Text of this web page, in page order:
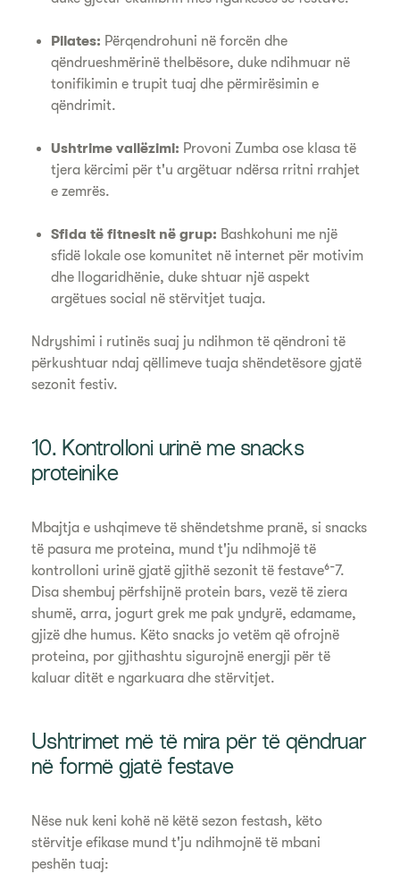
Pilates: Përqendrohuni në forcën dhe
qëndrueshmërinë thelbësore, duke ndihmuar në
tonifikimin e trupit tuaj dhe përmirësimin e
qëndrimit.
Ushtrime vallëzimi: Provoni Zumba ose klasa të
tjera kërcimi për t'u argëtuar ndërsa rritni rrahjet
e zemrës.
Sfida të fitnesit në grup: Bashkohuni me një
sfidë lokale ose komunitet në internet për motivim
dhe llogaridhënie, duke shtuar një aspekt
argëtues social në stërvitjet tuaja.
Ndryshimi i rutinës suaj ju ndihmon të qëndroni të
përkushtuar ndaj qëllimeve tuaja shëndetësore gjatë
sezonit festiv.
10. Kontrolloni urinë me snacks
proteinike
Mbajtja e ushqimeve të shëndetshme pranë, si snacks
të pasura me proteina, mund t'ju ndihmojë të
kontrolloni urinë gjatë gjithë sezonit të festave⁶⁻7.
Disa shembuj përfshijnë protein bars, vezë të ziera
shumë, arra, jogurt grek me pak yndyrë, edamame,
gjizë dhe humus. Këto snacks jo vetëm që ofrojnë
proteina, por gjithashtu sigurojnë energji për të
kaluar ditët e ngarkuara dhe stërvitjet.
Ushtrimet më të mira për të qëndruar
në formë gjatë festave
Nëse nuk keni kohë në këtë sezon festash, këto
stërvitje efikase mund t'ju ndihmojnë të mbani
peshën tuaj: